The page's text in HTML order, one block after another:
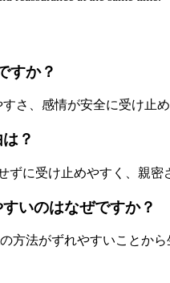
すか？
さ、感情が安全に受け止
？
に受け止めやすく、親
いのはなぜですか？
方法がずれやすいことから